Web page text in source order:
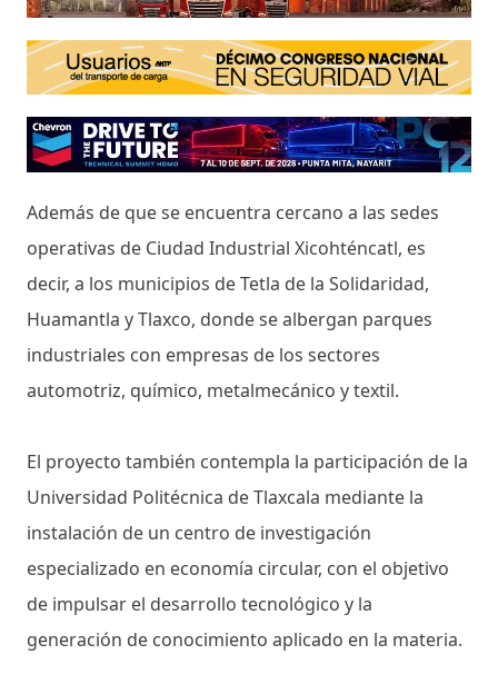
Además de que se encuentra cercano a las sedes
operativas de Ciudad Industrial Xicohténcatl, es
decir, a los municipios de Tetla de la Solidaridad,
Huamantla y Tlaxco, donde se albergan parques
industriales con empresas de los sectores
automotriz, químico, metalmecánico y textil.
El proyecto también contempla la participación de la
Universidad Politécnica de Tlaxcala mediante la
instalación de un centro de investigación
especializado en economía circular, con el objetivo
de impulsar el desarrollo tecnológico y la
generación de conocimiento aplicado en la materia.